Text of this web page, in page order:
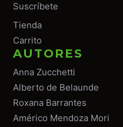
Suscríbete
Tienda
Carrito
AUTORES
Anna Zucchetti
Alberto de Belaunde
Roxana Barrantes
Américo Mendoza Mori